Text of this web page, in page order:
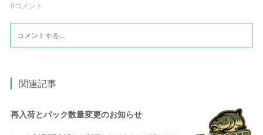
0コメント
関連記事
再入荷とパック数量変更のお知らせ